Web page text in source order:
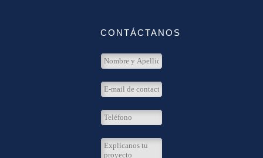
CONTÁCTANOS